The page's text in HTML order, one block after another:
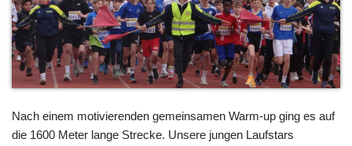
Nach einem motivierenden gemeinsamen Warm-up ging es auf
die 1600 Meter lange Strecke. Unsere jungen Laufstars